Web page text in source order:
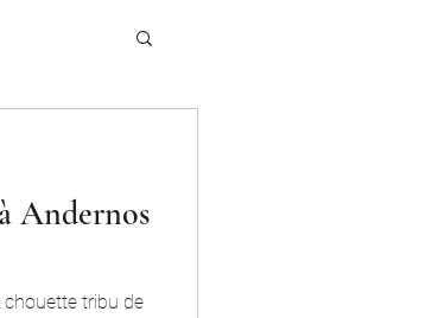
Andernos
chouette tribu de